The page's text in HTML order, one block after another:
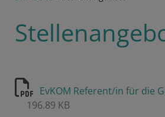
EvKOM Referent/in für die
196.89 KB